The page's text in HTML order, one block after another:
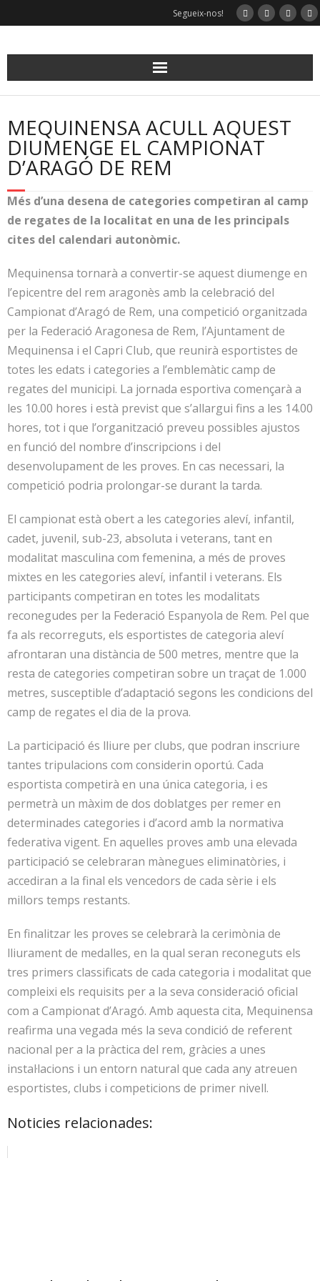
Segueix-nos!
MEQUINENSA ACULL AQUEST
DIUMENGE EL CAMPIONAT
D’ARAGÓ DE REM
Més d’una desena de categories competiran al camp
de regates de la localitat en una de les principals
cites del calendari autonòmic.
Mequinensa tornarà a convertir-se aquest diumenge en
l’epicentre del rem aragonès amb la celebració del
Campionat d’Aragó de Rem, una competició organitzada
per la Federació Aragonesa de Rem, l’Ajuntament de
Mequinensa i el Capri Club, que reunirà esportistes de
totes les edats i categories a l’emblemàtic camp de
regates del municipi. La jornada esportiva començarà a
les 10.00 hores i està previst que s’allargui fins a les 14.00
hores, tot i que l’organització preveu possibles ajustos
en funció del nombre d’inscripcions i del
desenvolupament de les proves. En cas necessari, la
competició podria prolongar-se durant la tarda.
El campionat està obert a les categories aleví, infantil,
cadet, juvenil, sub-23, absoluta i veterans, tant en
modalitat masculina com femenina, a més de proves
mixtes en les categories aleví, infantil i veterans. Els
participants competiran en totes les modalitats
reconegudes per la Federació Espanyola de Rem. Pel que
fa als recorreguts, els esportistes de categoria aleví
afrontaran una distància de 500 metres, mentre que la
resta de categories competiran sobre un traçat de 1.000
metres, susceptible d’adaptació segons les condicions del
camp de regates el dia de la prova.
La participació és lliure per clubs, que podran inscriure
tantes tripulacions com considerin oportú. Cada
esportista competirà en una única categoria, i es
permetrà un màxim de dos doblatges per remer en
determinades categories i d’acord amb la normativa
federativa vigent. En aquelles proves amb una elevada
participació se celebraran mànegues eliminatòries, i
accediran a la final els vencedors de cada sèrie i els
millors temps restants.
En finalitzar les proves se celebrarà la cerimònia de
lliurament de medalles, en la qual seran reconeguts els
tres primers classificats de cada categoria i modalitat que
compleixi els requisits per a la seva consideració oficial
com a Campionat d’Aragó. Amb aquesta cita, Mequinensa
reafirma una vegada més la seva condició de referent
nacional per a la pràctica del rem, gràcies a unes
instal·lacions i un entorn natural que cada any atreuen
esportistes, clubs i competicions de primer nivell.
Noticies relacionades: